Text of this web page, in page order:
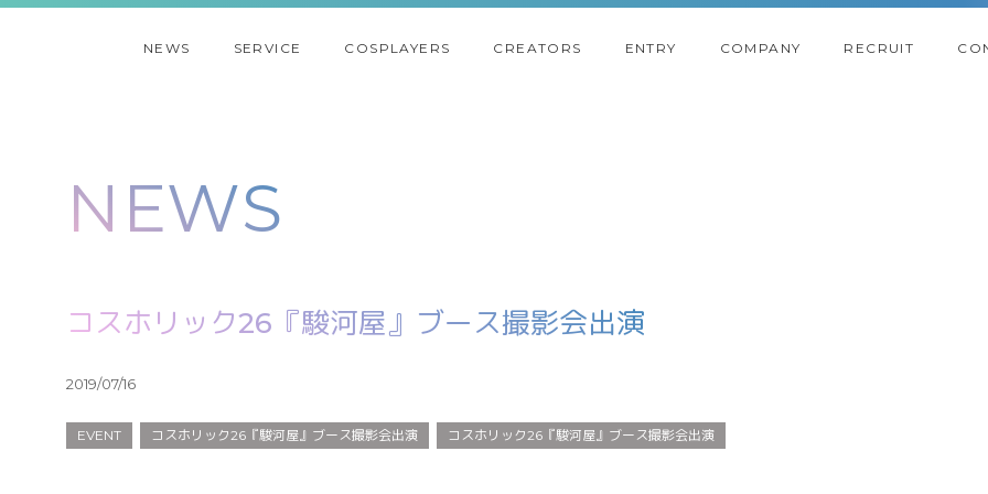
NEWS SERVICE COSPLAYERS CREATORS ENTRY COMPANY RECRUIT
NEWS
コスホリック26『駿河屋』ブース撮影会出演
2019/07/16
EVENT コスホリック26『駿河屋』ブース撮影会出演 コスホリック26『駿河屋』ブース撮影会出演